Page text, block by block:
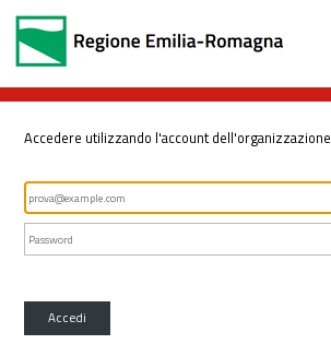
Accedere utilizzando l'account dell'organizzazione
Accedi